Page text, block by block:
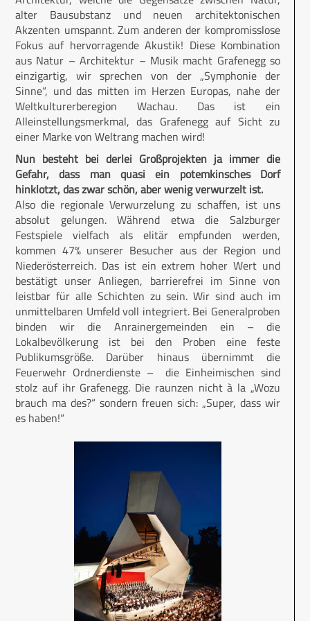
alter Bausubstanz und neuen architektonischen
Akzenten umspannt. Zum anderen der kompromisslose
Fokus auf hervorragende Akustik! Diese Kombination
aus Natur – Architektur – Musik macht Grafenegg so
einzigartig, wir sprechen von der „Symphonie der
Sinne“, und das mitten im Herzen Europas, nahe der
Weltkulturerberegion Wachau. Das ist ein
Alleinstellungsmerkmal, das Grafenegg auf Sicht zu
einer Marke von Weltrang machen wird!
Nun besteht bei derlei Großprojekten ja immer die
Gefahr, dass man quasi ein potemkinsches Dorf
hinklotzt, das zwar schön, aber wenig verwurzelt ist.
Also die regionale Verwurzelung zu schaffen, ist uns
absolut gelungen. Während etwa die Salzburger
Festspiele vielfach als elitär empfunden werden,
kommen 47% unserer Besucher aus der Region und
Niederösterreich. Das ist ein extrem hoher Wert und
bestätigt unser Anliegen, barrierefrei im Sinne von
leistbar für alle Schichten zu sein. Wir sind auch im
unmittelbaren Umfeld voll integriert. Bei Generalproben
binden wir die Anrainergemeinden ein – die
Lokalbevölkerung ist bei den Proben eine feste
Publikumsgröße. Darüber hinaus übernimmt die
Feuerwehr Ordnerdienste – die Einheimischen sind
stolz auf ihr Grafenegg. Die raunzen nicht à la „Wozu
brauch ma des?“ sondern freuen sich: „Super, dass wir
es haben!“